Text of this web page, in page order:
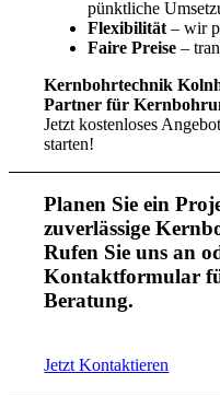
pünktliche
Flexibilität – wir
Faire Preise –
Kernbohrtechnik
Partner für
Jetzt kostenloses
starten!
Planen Sie ein
zuverlässige
Rufen Sie uns an
Kontaktformular
Beratung.
Jetzt Kontaktieren